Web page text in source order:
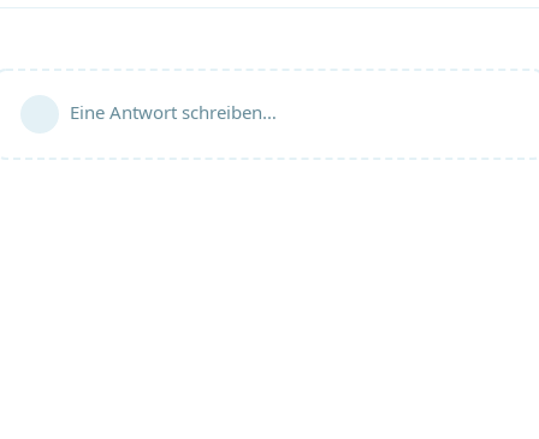
Eine Antwort schreiben…